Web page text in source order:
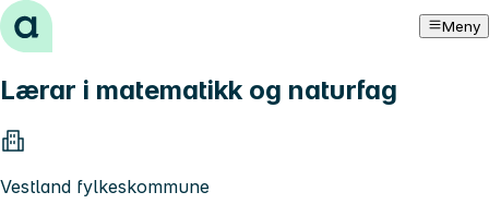
Hopp til innhold Meny
Lærar i matematikk og naturfag
Vestland fylkeskommune